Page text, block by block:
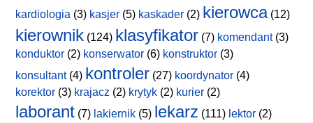
kardiologia (3) kasjer (5) kaskader (2) kierowca(12)
kierownik (124) klasyfikator (7) komendant(3)
konduktor (2) konserwator (6) konstruktor (3)
konsultant(4) kontroler (27) koordynator (4)
korektor (3) krajacz (2) krytyk (2) kurier (2)
laborant (7) lakiernik (5) lekarz (111) lektor (2)